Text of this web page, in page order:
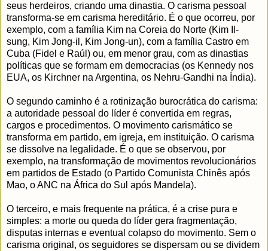
seus herdeiros, criando uma dinastia. O carisma pessoal
transforma-se em carisma hereditário. É o que ocorreu, por
exemplo, com a família Kim na Coreia do Norte (Kim Il-
sung, Kim Jong-il, Kim Jong-un), com a família Castro em
Cuba (Fidel e Raúl) ou, em menor grau, com as dinastias
políticas que se formam em democracias (os Kennedy nos
EUA, os Kirchner na Argentina, os Nehru-Gandhi na Índia).
O segundo caminho é a rotinização burocrática do carisma:
a autoridade pessoal do líder é convertida em regras,
cargos e procedimentos. O movimento carismático se
transforma em partido, em igreja, em instituição. O carisma
se dissolve na legalidade. É o que se observou, por
exemplo, na transformação de movimentos revolucionários
em partidos de Estado (o Partido Comunista Chinês após
Mao, o ANC na África do Sul após Mandela).
O terceiro, e mais frequente na prática, é a crise pura e
simples: a morte ou queda do líder gera fragmentação,
disputas internas e eventual colapso do movimento. Sem o
carisma original, os seguidores se dispersam ou se dividem